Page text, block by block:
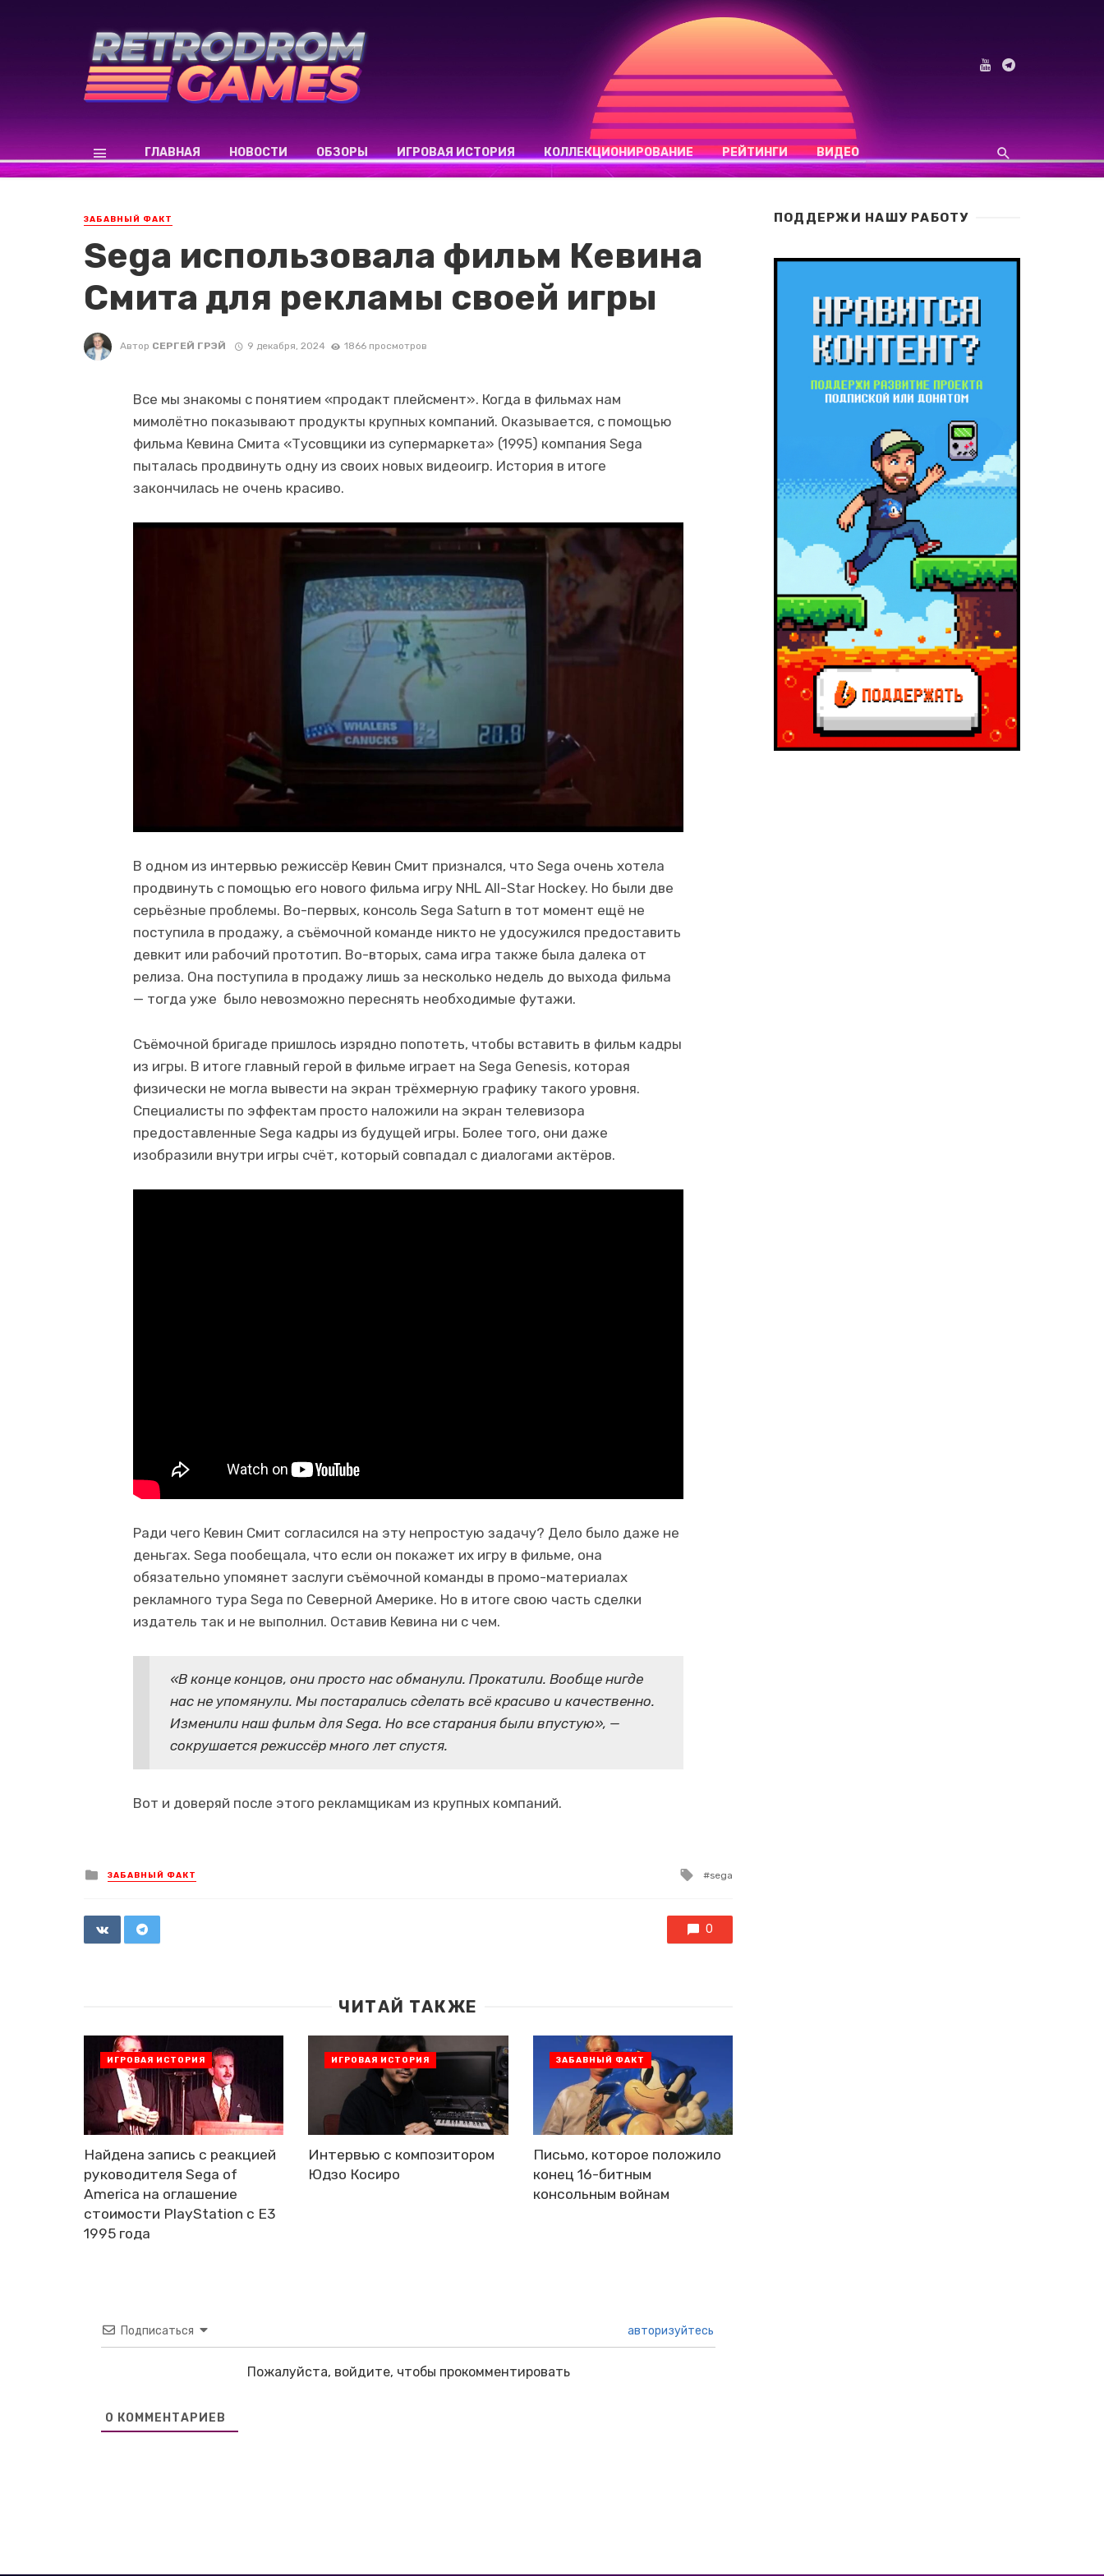
ГЛАВНАЯ НОВОСТИ ОБЗОРЫ ИГРОВАЯ ИСТОРИЯ КОЛЛЕКЦИОНИРОВАНИЕ РЕЙТИНГИ ВИДЕО
ЗАБАВНЫЙ ФАКТ
Sega использовала фильм Кевина
Смита для рекламы своей игры
Автор СЕРГЕЙ ГРЭЙ 9 декабря, 2024 1866 просмотров
Все мы знакомы с понятием «продакт плейсмент». Когда в фильмах нам
мимолётно показывают продукты крупных компаний. Оказывается, с помощью
фильма Кевина Смита «Тусовщики из супермаркета» (1995) компания Sega
пыталась продвинуть одну из своих новых видеоигр. История в итоге
закончилась не очень красиво.
В одном из интервью режиссёр Кевин Смит признался, что Sega очень хотела
продвинуть с помощью его нового фильма игру NHL All-Star Hockey. Но были две
серьёзные проблемы. Во-первых, консоль Sega Saturn в тот момент ещё не
поступила в продажу, а съёмочной команде никто не удосужился предоставить
девкит или рабочий прототип. Во-вторых, сама игра также была далека от
релиза. Она поступила в продажу лишь за несколько недель до выхода фильма
— тогда уже было невозможно переснять необходимые футажи.
Съёмочной бригаде пришлось изрядно попотеть, чтобы вставить в фильм кадры
из игры. В итоге главный герой в фильме играет на Sega Genesis, которая
физически не могла вывести на экран трёхмерную графику такого уровня.
Специалисты по эффектам просто наложили на экран телевизора
предоставленные Sega кадры из будущей игры. Более того, они даже
изобразили внутри игры счёт, который совпадал с диалогами актёров.
Ради чего Кевин Смит согласился на эту непростую задачу? Дело было даже не
деньгах. Sega пообещала, что если он покажет их игру в фильме, она
обязательно упомянет заслуги съёмочной команды в промо-материалах
рекламного тура Sega по Северной Америке. Но в итоге свою часть сделки
издатель так и не выполнил. Оставив Кевина ни с чем.
«В конце концов, они просто нас обманули. Прокатили. Вообще нигде
нас не упомянули. Мы постарались сделать всё красиво и качественно.
Изменили наш фильм для Sega. Но все старания были впустую», —
сокрушается режиссёр много лет спустя.
Вот и доверяй после этого рекламщикам из крупных компаний.
Posted
in
ЗАБАВНЫЙ ФАКТ
Tagged
sega
0
ЧИТАЙ ТАКЖЕ
Найдена запись с реакцией
руководителя Sega of
America на оглашение
стоимости PlayStation с E3
1995 года
ИГРОВАЯ ИСТОРИЯ
Интервью с композитором
Юдзо Косиро
ИГРОВАЯ ИСТОРИЯ
Письмо, которое положило
конец 16-битным
консольным войнам
ЗАБАВНЫЙ ФАКТ
Подписаться авторизуйтесь
Пожалуйста, войдите, чтобы прокомментировать
0 КОММЕНТАРИЕВ
ПОДДЕРЖИ НАШУ РАБОТУ